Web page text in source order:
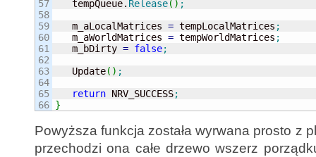
57
58
59
60
61
62
63
64
65
   tempQueue.
Release( ) ;
   m_aLocalMatrices
= tempLocalMatrices ;
   m_aWorldMatrices
= tempWorldMatrices ;
   m_bDirty
= false;
   Update
( ) ;
return NRV_SUCCESS;
}
Powyższa funkcja została wyrwana prosto z
przechodzi ona całe drzewo wszerz